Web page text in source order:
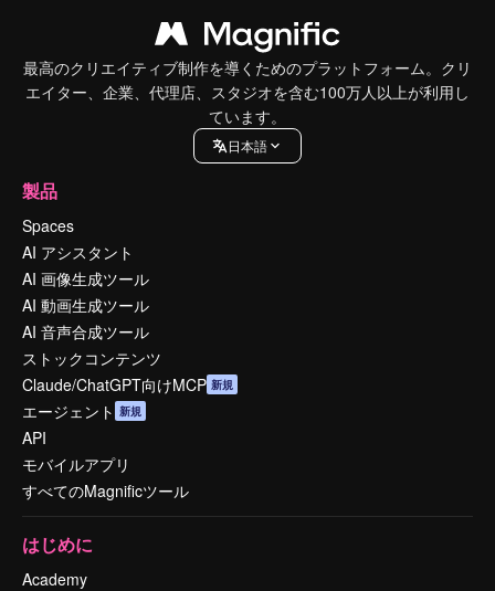
最高のクリエイティブ制作を導くためのプラットフォーム。クリ
エイター、企業、代理店、スタジオを含む100万人以上が利用し
ています。
日本語
製品
Spaces
AI アシスタント
AI 画像生成ツール
AI 動画生成ツール
AI 音声合成ツール
ストックコンテンツ
Claude/ChatGPT向けMCP 新規
エージェント 新規
API
モバイルアプリ
すべてのMagnificツール
はじめに
Academy